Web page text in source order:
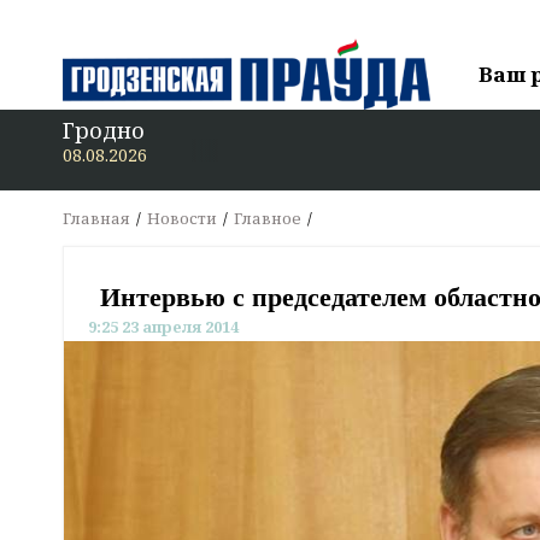
Ваш
Гродно
08.08.2026
Главная Новости Главное
Интервью с председателем
9:25 23 апреля 2014